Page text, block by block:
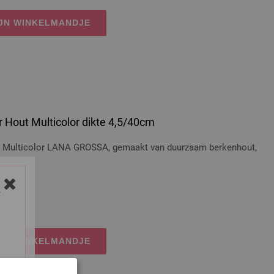
WINKELMANDJE
Hout Multicolor dikte 4,5/40cm
LANA GROSSA, gemaakt van duurzaam berkenhout,
WINKELMANDJE